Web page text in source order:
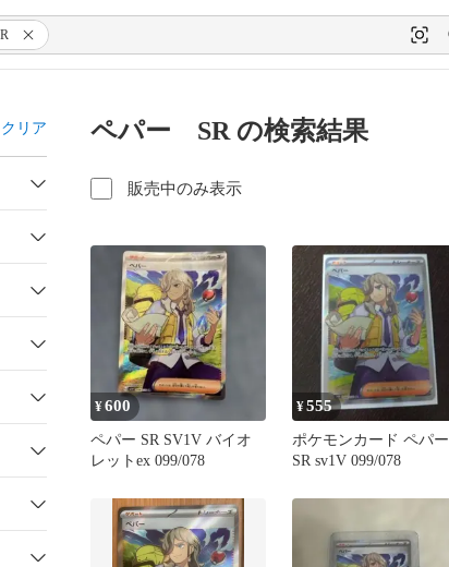
クリア ペパー SR の検索結果
販売中のみ表示
¥600
ペパー SR SV1V バイオ
レットex 099/078
¥555
ポケモンカード ペパー
SR sv1V 099/078